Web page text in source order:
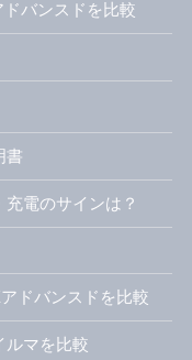
バンスドを比較
書
電のサインは？
ドバンスドを比較
ルマを比較